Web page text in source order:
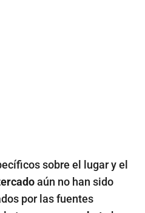
sobre el lugar y el
aún no han sido
por las fuentes